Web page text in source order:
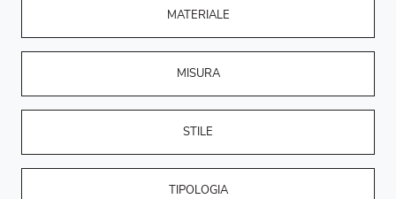
MATERIALE
MISURA
STILE
TIPOLOGIA